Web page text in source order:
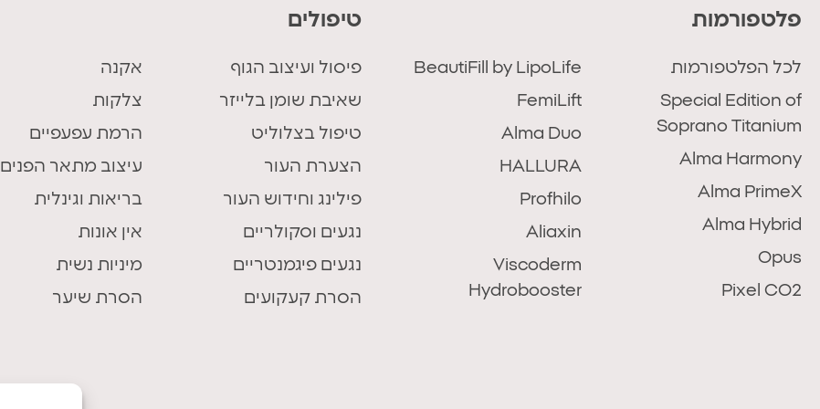
פלטפורמות
לכל הפלטפורמות
Special Edition of
Soprano Titanium
Alma Harmony
Alma PrimeX
Alma Hybrid
Opus
Pixel CO2
BeautiFill by LipoLife
FemiLift
Alma Duo
HALLURA
Profhilo
Aliaxin
Viscoderm
Hydrobooster
טיפולים
פיסול ועיצוב הגוף
שאיבת שומן בלייזר
טיפול בצלוליט
הצערת העור
פילינג וחידוש העור
נגעים וסקולריים
נגעים פיגמנטריים
הסרת קעקועים
אקנה
צלקות
הרמת עפעפיים
עיצוב מתאר הפנים
בריאות וגינלית
אין אונות
מיניות נשית
הסרת שיער